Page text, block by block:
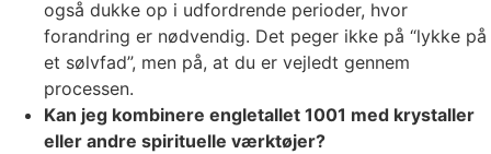
også dukke op i udfordrende perioder, hvor
forandring er nødvendig. Det peger ikke på “lykke på
et sølvfad”, men på, at du er vejledt gennem
processen.
Kan jeg kombinere engletallet 1001 med krystaller
eller andre spirituelle værktøjer?